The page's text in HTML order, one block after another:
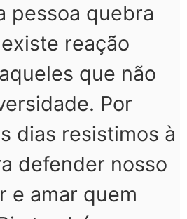
pessoa quebra
reação
que não
Por
dias resistimos à
defender nosso
e amar quem